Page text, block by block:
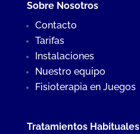
Sobre Nosotros
Contacto
Tarifas
Instalaciones
Nuestro equipo
Fisioterapia en Juegos
Tratamientos Habituales